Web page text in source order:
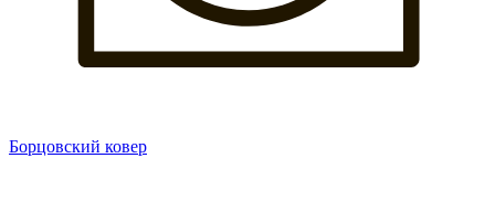
Борцовский ковер